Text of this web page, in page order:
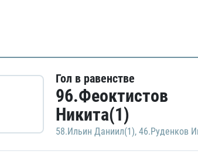
Гол в равенстве
96.Феоктистов
Никита(1)
58.Ильин Даниил(1), 46.Руденков